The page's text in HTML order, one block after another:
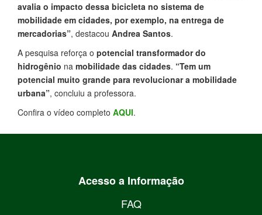
avalia o impacto dessa bicicleta no sistema de
mobilidade em cidades, por exemplo, na entrega de
mercadorias”, destacou Andrea Santos.
A pesquisa reforça o potencial transformador do
hidrogênio na mobilidade das cidades. “Tem um
potencial muito grande para revolucionar a mobilidade
urbana”, concluiu a professora.
Confira o vídeo completo AQUI.
Acesso a Informação
FAQ